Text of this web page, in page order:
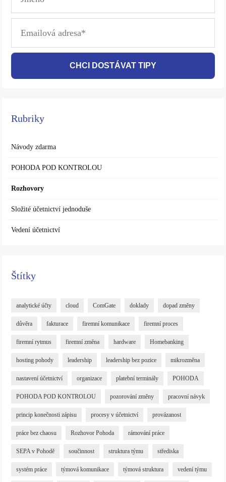
CHCI DOSTÁVAT TIPY
Rubriky
Návody zdarma
POHODA POD KONTROLOU
Rozhovory
Složité účetnictví jednoduše
Vedení účetnictví
Štítky
analytické účty cloud ComGate doklady dopad změny
důvěra fakturace firemní komunikace firemní proces
firemní rytmus firemní změna hardware Homebanking
hosting pohody leadership leadership bez pozice mikrozměna
nastavení účetnictví organizace platební terminály POHODA
POHODA POD KONTROLOU pozorování změny pracovní návyk
princip konečnosti zápisu procesy v účetnictví provázanost
práce bez chaosu Rozhovor Pohoda rámování práce
SEPA v Pohodě součinnost struktura týmu střediska
systém práce týmová komunikace týmová struktura vedení týmu